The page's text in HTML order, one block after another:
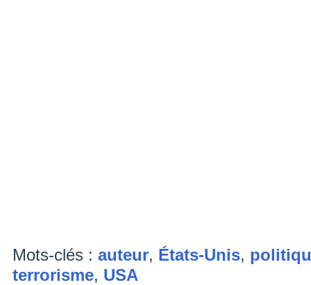
Mots-clés : auteur, États-Unis,
terrorisme, USA